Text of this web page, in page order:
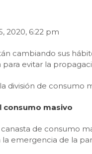
2020, 6:22 pm
cambiando sus
evitar la
división de consumo
consumo masivo
de consumo
emergencia de la